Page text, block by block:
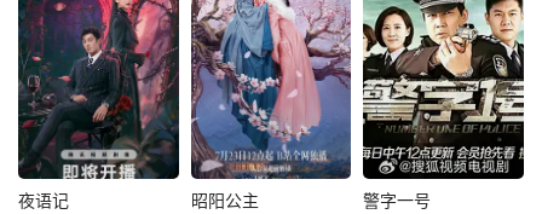
夜语记 昭阳公主 警字一号